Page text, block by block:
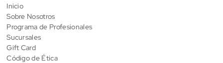
Inicio
Sobre Nosotros
Programa de Profesionales
Sucursales
Gift Card
Código de Ética